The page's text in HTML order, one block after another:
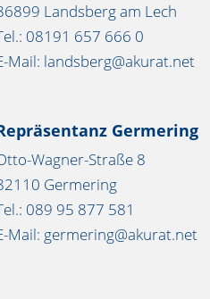
Landsberg am Lech
08191 657 666 0
Mail: landsberg@akurat.net
Germering
Wagner-Straße 8
Germering
089 95 877 581
Mail: germering@akurat.net